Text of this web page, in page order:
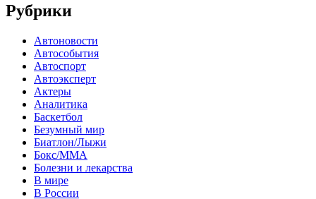
Рубрики
Автоновости
Автособытия
Автоспорт
Автоэксперт
Актеры
Аналитика
Баскетбол
Безумный мир
Биатлон/Лыжи
Бокс/MMA
Болезни и лекарства
В мире
В России